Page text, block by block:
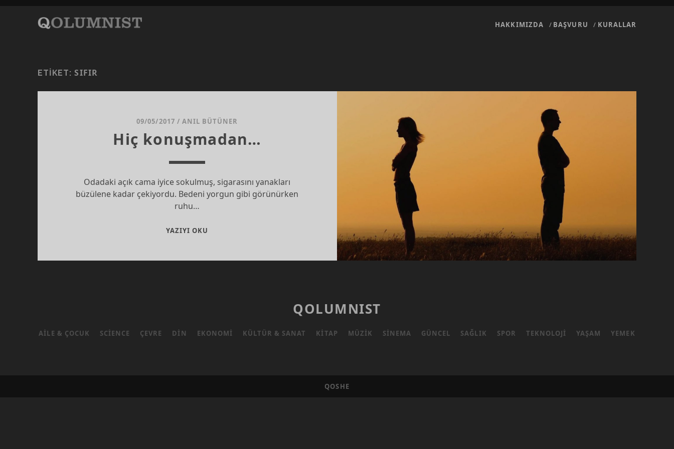
HAKKIMIZDA BAŞVURU KURALLAR
ETIKET:SIFIR
09/05/2017 / ANIL BÜTÜNER
Hiç konuşmadan…
Odadaki açık cama iyice sokulmuş, sigarasını yanakları
büzülene kadar çekiyordu. Bedeni yorgun gibi görünürken
ruhu…
YAZIYI OKU
QOLUMNIST
AILE & ÇOCUK SCIENCE ÇEVRE DIN EKONOMI KÜLTÜR & SANAT KITAP MÜZIK SINEMA GÜNCEL SAĞLIK SPOR TEKNOLOJI YAŞAM YEMEK
QOSHE